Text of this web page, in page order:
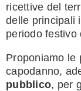
ricettive del
delle principali
periodo festivo
Proponiamo le
capodanno,
pubblico, per